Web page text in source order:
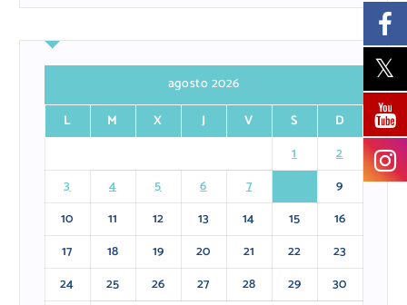
agosto 2026
L
M X J V S
D
1
2
3
4 5 6 7
9
10
11 12 13 14 15
16
17
18 19 20 21 22
23
24
25 26 27 28 29
30